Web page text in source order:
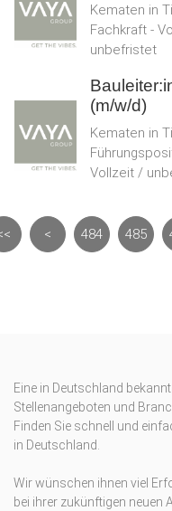
Kematen in
Fachkraft -
unbefristet
(m/w/d)
Kematen in
Vollzeit /
< 484 485
Eine in Deutschland
Stellenangeboten und
Finden Sie schnell und
in Deutschland.
Wir wünschen ihnen viel
bei ihrer zukünftigen neuen